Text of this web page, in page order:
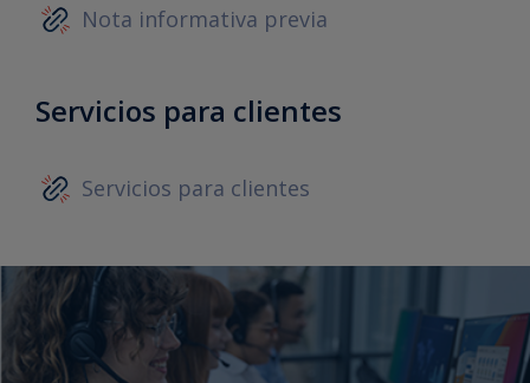
Nota informativa previa
Servicios para clientes
Servicios para clientes